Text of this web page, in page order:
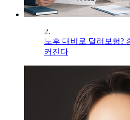
2.
노후 대비로 달러보험?
커진다